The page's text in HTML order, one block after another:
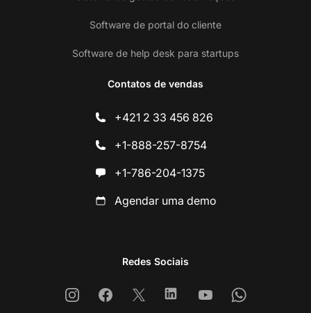
Software de portal do cliente
Software de help desk para startups
Contatos de vendas
+421 2 33 456 826
+1-888-257-8754
+1-786-204-1375
Agendar uma demo
Redes Sociais
InstagramFacebook
X LinkedinYoutubeWhatsapp